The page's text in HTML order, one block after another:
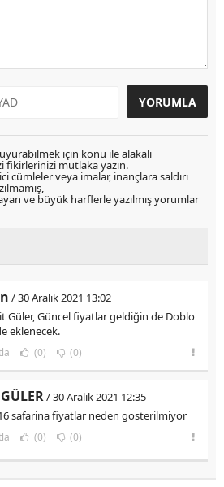
için konu ile alakalı
fikirlerinizi mutlaka yazın.
cümleler veya imalar, inançlara saldırı
ve büyük harflerle yazılmış yorumlar
/ 30 Aralık 2021 13:02
Güler, Güncel fiyatlar geldiğin de Doblo
eklenecek.
(0) (0)
/ 30 Aralık 2021 12:35
safarina fiyatlar neden gosterilmiyor
(0) (0)